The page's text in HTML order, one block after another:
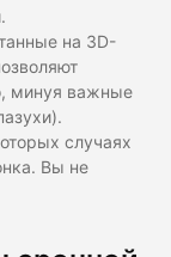
на 3D-
минуя важные
случаях
Вы не